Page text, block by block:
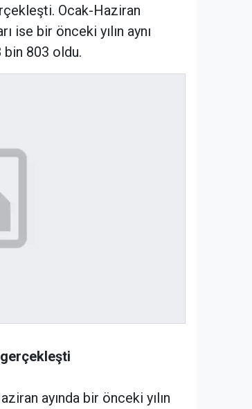
Ocak-Haziran
ise bir önceki yılın aynı
bin 803 oldu.
gerçekleşti
ayında bir önceki yılın